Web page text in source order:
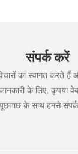
संपर्क करें
का स्वागत करते हैं
के लिए, कृपया
पूछताछ के साथ हमसे